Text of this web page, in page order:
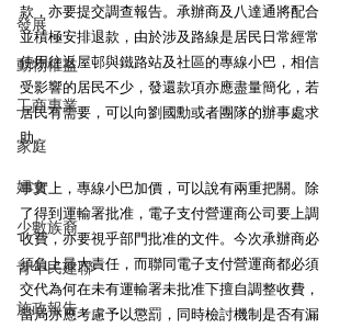
發展
動物權益
工商專業
家庭
婦女
少數族裔
青年民建聯
施政報告
款，亦要提交調查報告。承辦商及八達通將配合
並積極安排退款，由於涉及路線是居民日常經常
使用往返屋邨與鐵路站及社區的專線小巴，相信
受影響的居民不少，發還款項亦應盡量簡化，若
居民有需要，可以向劉國勳或者團隊的辦事處求
助。
事實上，專線小巴加價，可以說有兩重把關。除
了得到運輸署批准，電子支付營運商公司要上調
收費，亦要視乎部門批准的文件。今次承辦商必
須負上最大責任，而聯同電子支付營運商都必須
交代為何在未有運輸署未批准下擅自調整收費，
當局亦應考慮予以懲罰，同時檢討機制是否有漏